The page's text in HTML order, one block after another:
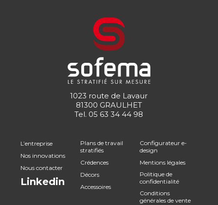
1023 route de Lavaur
81300 GRAULHET
Tel. 05 63 34 44 98
L’entreprise
Nos innovations
Nous contacter
Linkedin
Plans de travail
stratifiés
Crédences
Décors
Accessoires
Configurateur e-
design
Mentions légales
Politique de
confidentialité
Conditions
générales de vente